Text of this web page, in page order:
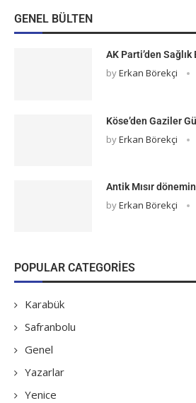
GENEL BÜLTEN
AK Parti’den
byErkan Börekçi
Köse’den Gaziler
byErkan Börekçi
Antik Mısır
byErkan Börekçi
POPULAR CATEGORIES
Karabük
Safranbolu
Genel
Yazarlar
Yenice